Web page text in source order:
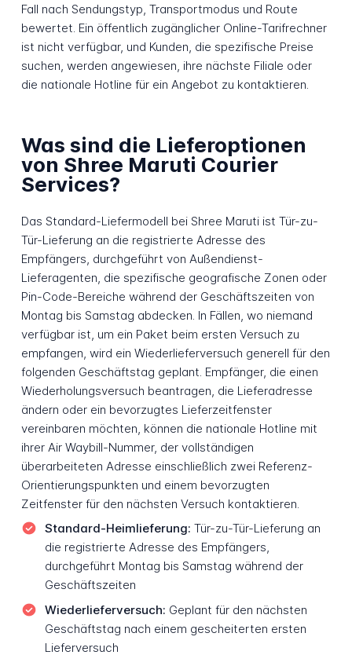
Fall nach Sendungstyp, Transportmodus und Route
bewertet. Ein öffentlich zugänglicher Online-Tarifrechner
ist nicht verfügbar, und Kunden, die spezifische Preise
suchen, werden angewiesen, ihre nächste Filiale oder
die nationale Hotline für ein Angebot zu kontaktieren.
Was sind die Lieferoptionen
von Shree Maruti Courier
Services?
Das Standard-Liefermodell bei Shree Maruti ist Tür-zu-
Tür-Lieferung an die registrierte Adresse des
Empfängers, durchgeführt von Außendienst-
Lieferagenten, die spezifische geografische Zonen oder
Pin-Code-Bereiche während der Geschäftszeiten von
Montag bis Samstag abdecken. In Fällen, wo niemand
verfügbar ist, um ein Paket beim ersten Versuch zu
empfangen, wird ein Wiederlieferversuch generell für den
folgenden Geschäftstag geplant. Empfänger, die einen
Wiederholungsversuch beantragen, die Lieferadresse
ändern oder ein bevorzugtes Lieferzeitfenster
vereinbaren möchten, können die nationale Hotline mit
ihrer Air Waybill-Nummer, der vollständigen
überarbeiteten Adresse einschließlich zwei Referenz-
Orientierungspunkten und einem bevorzugten
Zeitfenster für den nächsten Versuch kontaktieren.
Standard-Heimlieferung: Tür-zu-Tür-Lieferung an
die registrierte Adresse des Empfängers,
durchgeführt Montag bis Samstag während der
Geschäftszeiten
Wiederlieferversuch: Geplant für den nächsten
Geschäftstag nach einem gescheiterten ersten
Lieferversuch